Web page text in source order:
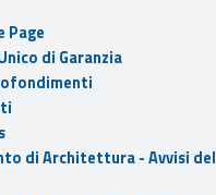
Page
di Garanzia
di Architettura - Avvisi del